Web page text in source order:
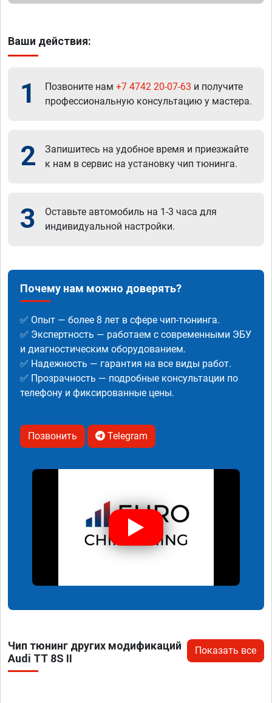
Ваши действия:
1 Позвоните нам +7 4742 20-07-63 и получите
профессиональную консультацию у мастера.
2
Запишитесь на удобное время и приезжайте
к нам в сервис на установку чип тюнинга.
3
Оставьте автомобиль на 1-3 часа для
индивидуальной настройки.
Почему нам можно доверять?
✅ Опыт — более 8 лет в сфере чип-тюнинга.
✅ Экспертность — работаем с современными ЭБУ
и диагностическим оборудованием.
✅ Надежность — гарантия на все виды работ.
✅ Прозрачность — подробные консультации по
телефону и фиксированные цены.
Позвонить Telegram
Чип тюнинг других модификаций
Audi TT 8S II
Показать все